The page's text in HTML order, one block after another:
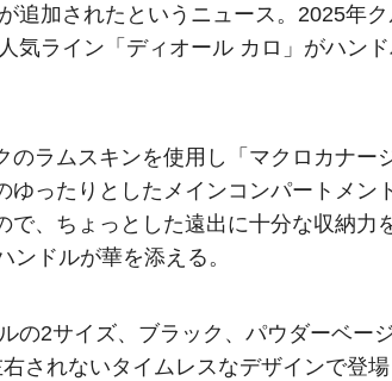
追加されたというニュース。2025年
気ライン「ディオール カロ」がハン
のラムスキンを使用し「マクロカナー
ったりとしたメインコンパートメント
、ちょっとした遠出に十分な収納力
ンドルが華を添える。
の2サイズ、ブラック、パウダーベー
されないタイムレスなデザインで登場